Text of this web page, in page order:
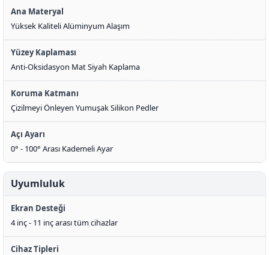
Ana Materyal
Yüksek Kaliteli Alüminyum Alaşım
Yüzey Kaplaması
Anti-Oksidasyon Mat Siyah Kaplama
Koruma Katmanı
Çizilmeyi Önleyen Yumuşak Silikon Pedler
Açı Ayarı
0° - 100° Arası Kademeli Ayar
Uyumluluk
Ekran Desteği
4 inç - 11 inç arası tüm cihazlar
Cihaz Tipleri